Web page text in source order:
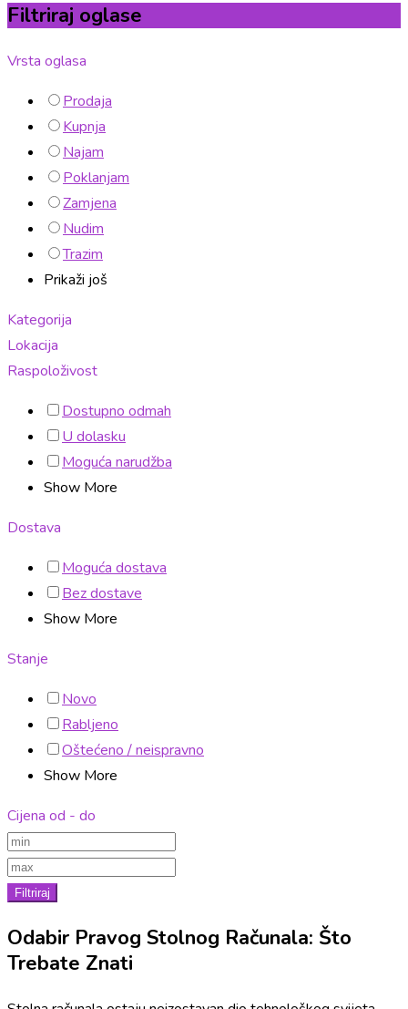
Filtriraj oglase
Vrsta oglasa
Prodaja
Kupnja
Najam
Poklanjam
Zamjena
Nudim
Trazim
Prikaži još
Kategorija
Lokacija
Raspoloživost
Dostupno odmah
U dolasku
Moguća narudžba
Show More
Dostava
Moguća dostava
Bez dostave
Show More
Stanje
Novo
Rabljeno
Oštećeno / neispravno
Show More
Cijena od - do
Filtriraj
Odabir Pravog Stolnog Računala: Što
Trebate Znati